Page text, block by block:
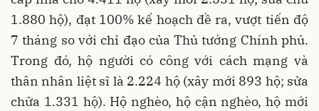
1.880 hộ), đạt 100% kế hoạch đề ra, vượt tiến độ
7 tháng so với chỉ đạo của Thủ tướng Chính phủ.
Trong đó, hộ người có công với cách mạng và
thân nhân liệt sĩ là 2.224 hộ (xây mới 893 hộ; sửa
chữa 1.331 hộ). Hộ nghèo, hộ cận nghèo, hộ mới